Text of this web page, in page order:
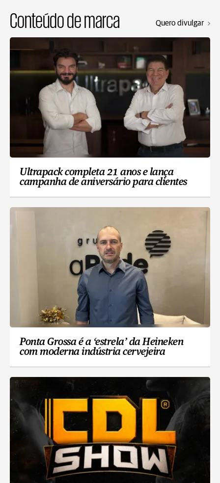
Conteúdo de marca Quero divulgar
Ultrapack completa 21 anos e lança
campanha de aniversário para clientes
Ponta Grossa é a ‘estrela’ da Heineken
com moderna indústria cervejeira